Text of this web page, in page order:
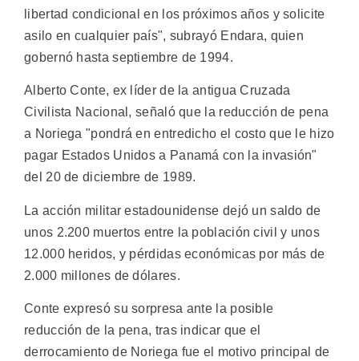
libertad condicional en los próximos años y solicite
asilo en cualquier país", subrayó Endara, quien
gobernó hasta septiembre de 1994.
Alberto Conte, ex líder de la antigua Cruzada
Civilista Nacional, señaló que la reducción de pena
a Noriega "pondrá en entredicho el costo que le hizo
pagar Estados Unidos a Panamá con la invasión"
del 20 de diciembre de 1989.
La acción militar estadounidense dejó un saldo de
unos 2.200 muertos entre la población civil y unos
12.000 heridos, y pérdidas económicas por más de
2.000 millones de dólares.
Conte expresó su sorpresa ante la posible
reducción de la pena, tras indicar que el
derrocamiento de Noriega fue el motivo principal de